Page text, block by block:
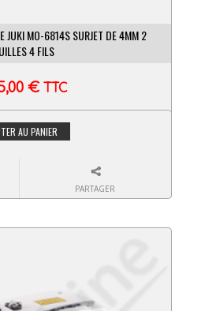
JUKI MO-6814S SURJET DE 4MM 2
4 FILS
€ TTC
AU PANIER
PARTAGER